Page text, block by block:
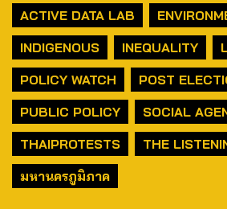
ACTIVE DATA LAB
INDIGENOUS
INEQUALITY
POLICY WATCH
POST
PUBLIC POLICY
SOCIAL
THAIPROTESTS
THE
มหานครภูมิภาค